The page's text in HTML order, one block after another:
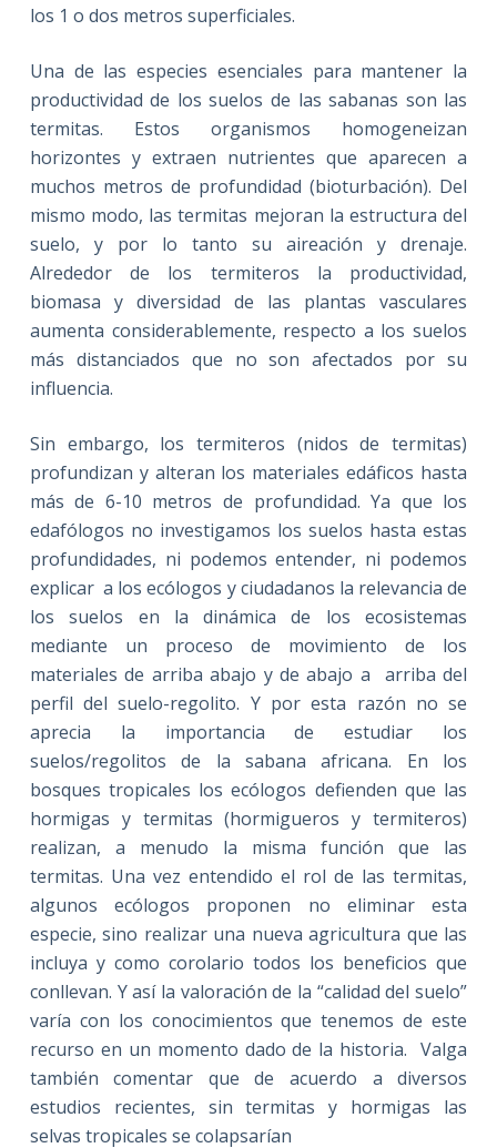
los 1 o dos metros superficiales.
Una de las especies esenciales para mantener la
productividad de los suelos de las sabanas son las
termitas. Estos organismos homogeneizan
horizontes y extraen nutrientes que aparecen a
muchos metros de profundidad (bioturbación). Del
mismo modo, las termitas mejoran la estructura del
suelo, y por lo tanto su aireación y drenaje.
Alrededor de los termiteros la productividad,
biomasa y diversidad de las plantas vasculares
aumenta considerablemente, respecto a los suelos
más distanciados que no son afectados por su
influencia.
Sin embargo, los termiteros (nidos de termitas)
profundizan y alteran los materiales edáficos hasta
más de 6-10 metros de profundidad. Ya que los
edafólogos no investigamos los suelos hasta estas
profundidades, ni podemos entender, ni podemos
explicar a los ecólogos y ciudadanos la relevancia de
los suelos en la dinámica de los ecosistemas
mediante un proceso de movimiento de los
materiales de arriba abajo y de abajo a arriba del
perfil del suelo-regolito. Y por esta razón no se
aprecia la importancia de estudiar los
suelos/regolitos de la sabana africana. En los
bosques tropicales los ecólogos defienden que las
hormigas y termitas (hormigueros y termiteros)
realizan, a menudo la misma función que las
termitas. Una vez entendido el rol de las termitas,
algunos ecólogos proponen no eliminar esta
especie, sino realizar una nueva agricultura que las
incluya y como corolario todos los beneficios que
conllevan. Y así la valoración de la “calidad del suelo”
varía con los conocimientos que tenemos de este
recurso en un momento dado de la historia. Valga
también comentar que de acuerdo a diversos
estudios recientes, sin termitas y hormigas las
selvas tropicales se colapsarían